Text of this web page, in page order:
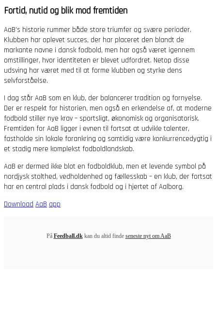
Fortid, nutid og blik mod fremtiden
AaB’s historie rummer både store triumfer og svære perioder.
Klubben har oplevet succes, der har placeret den blandt de
markante navne i dansk fodbold, men har også været igennem
omstillinger, hvor identiteten er blevet udfordret. Netop disse
udsving har været med til at forme klubben og styrke dens
selvforståelse.
I dag står AaB som en klub, der balancerer tradition og fornyelse.
Der er respekt for historien, men også en erkendelse af, at moderne
fodbold stiller nye krav – sportsligt, økonomisk og organisatorisk.
Fremtiden for AaB ligger i evnen til fortsat at udvikle talenter,
fastholde sin lokale forankring og samtidig være konkurrencedygtig i
et stadig mere komplekst fodboldlandskab.
AaB er dermed ikke blot en fodboldklub, men et levende symbol på
nordjysk stolthed, vedholdenhed og fællesskab – en klub, der fortsat
har en central plads i dansk fodbold og i hjertet af Aalborg.
Download AaB app
På Feedball.dkkan du altid finde seneste nyt om AaB